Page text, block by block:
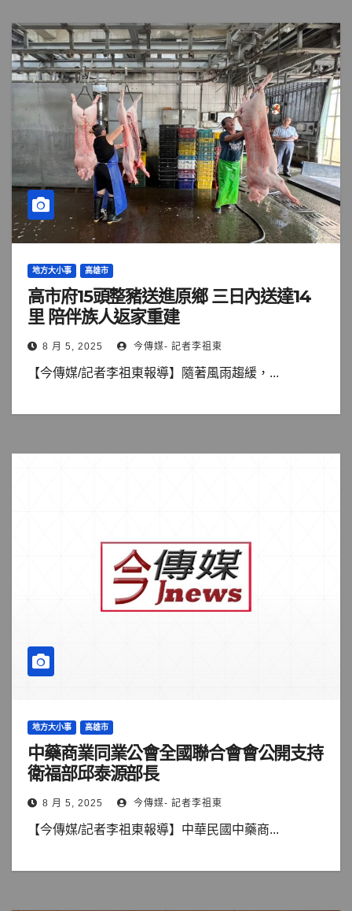
地方大小事 高雄市
高市府15頭整豬送進原鄉 三日內送達14
里 陪伴族人返家重建
8 月 5, 2025 今傳媒- 記者李祖東
【今傳媒/記者李祖東報導】隨著風雨趨緩，...
地方大小事 高雄市
中藥商業同業公會全國聯合會會公開支持
衛福部邱泰源部長
8 月 5, 2025 今傳媒- 記者李祖東
【今傳媒/記者李祖東報導】中華民國中藥商...